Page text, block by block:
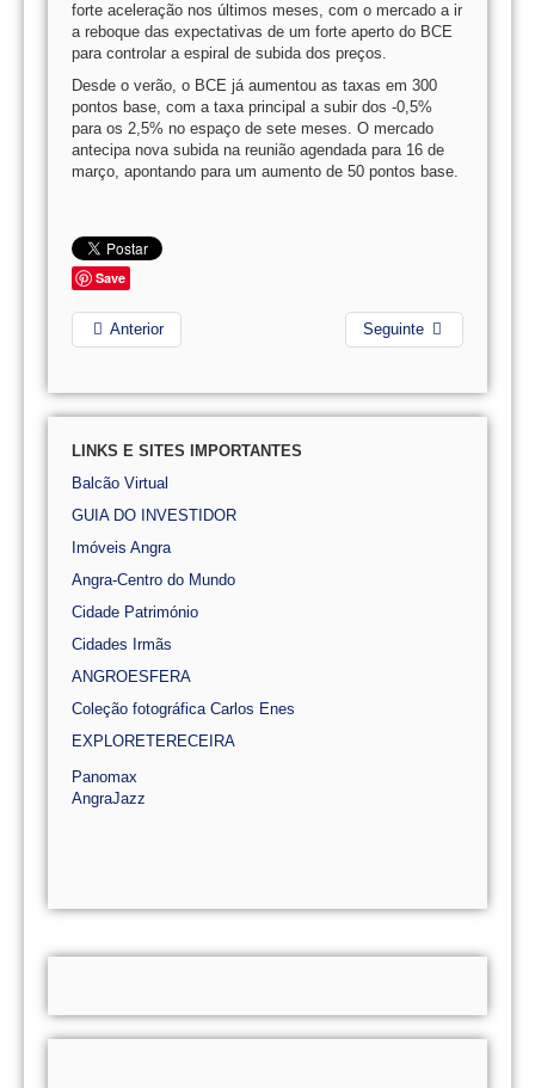
forte aceleração nos últimos meses, com o mercado a ir
a reboque das expectativas de um forte aperto do BCE
para controlar a espiral de subida dos preços.
Desde o verão, o BCE já aumentou as taxas em 300
pontos base, com a taxa principal a subir dos -0,5%
para os 2,5% no espaço de sete meses. O mercado
antecipa nova subida na reunião agendada para 16 de
março, apontando para um aumento de 50 pontos base.
Save
Anterior Seguinte
LINKS E SITES IMPORTANTES
Balcão Virtual
GUIA DO INVESTIDOR
Imóveis Angra
Angra-Centro do Mundo
Cidade Património
Cidades Irmãs
ANGROESFERA
Coleção fotográfica Carlos Enes
EXPLORETERECEIRA
Panomax
AngraJazz